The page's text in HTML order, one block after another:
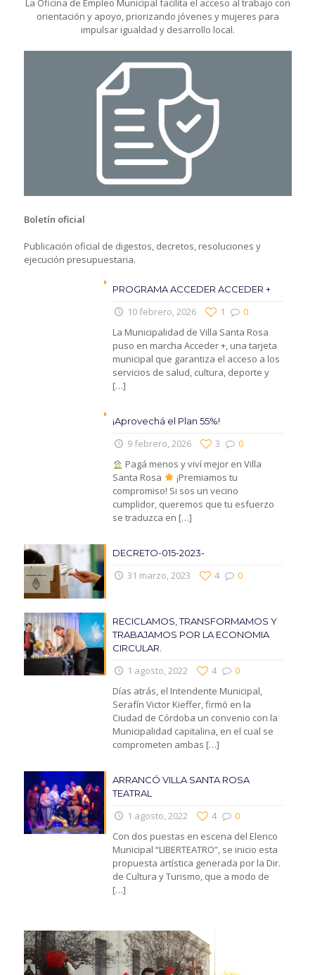
orientación y apoyo, priorizando jóvenes y mujeres para
impulsar igualdad y desarrollo local.
Boletín oficial
Publicación oficial de digestos, decretos, resoluciones y
ejecución presupuestaria.
PROGRAMA ACCEDER ACCEDER +
10 febrero, 2026 0
1
La Municipalidad de Villa Santa Rosa
puso en marcha Acceder +, una tarjeta
municipal que garantiza el acceso a los
servicios de salud, cultura, deporte y
[…]
¡Aprovechá el Plan 55%!
9 febrero, 2026 0
3
Pagá menos y viví mejor en Villa
Santa Rosa
¡Premiamos tu
compromiso! Si sos un vecino
cumplidor, queremos que tu esfuerzo
se traduzca en […]
DECRETO-015-2023-
31 marzo, 2023 0
4
RECICLAMOS, TRANSFORMAMOS Y
TRABAJAMOS POR LA ECONOMIA
CIRCULAR.
1 agosto, 2022 0
4
Días atrás, el Intendente Municipal,
Serafín Victor Kieffer, firmó en la
Ciudad de Córdoba un convenio con la
Municipalidad capitalina, en el cual se
comprometen ambas […]
ARRANCÓ VILLA SANTA ROSA
TEATRAL
1 agosto, 2022 0
4
Con dos puestas en escena del Elenco
Municipal “LIBERTEATRO”, se inicio esta
propuesta artística generada por la Dir.
de Cultura y Turismo, que a modo de
[…]